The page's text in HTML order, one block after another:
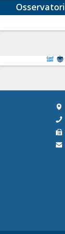
Osservatori